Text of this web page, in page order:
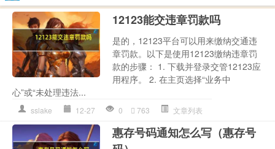
12123能交违章罚款吗
是的，12123平台可以用来缴纳交通违
章罚款。以下是使用12123缴纳违章罚
款的步骤： 1. 下载并登录交管12123应
用程序。 2. 在主页选择“业务中
心”或“未处理违法...
sslake 12-27 0 763 文章列表
惠存号码通知怎么写（惠存号